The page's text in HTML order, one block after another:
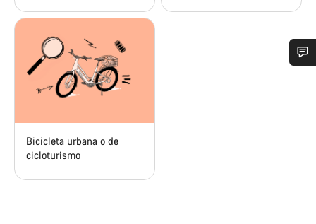
Bicicleta urbana o de
cicloturismo
¿Necesitas ayuda?
Abrir chat